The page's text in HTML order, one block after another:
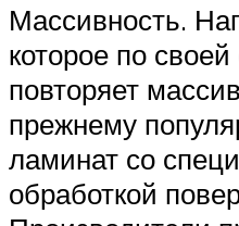
Массивность.
которое по своей
повторяет
прежнему
ламинат со
обработкой